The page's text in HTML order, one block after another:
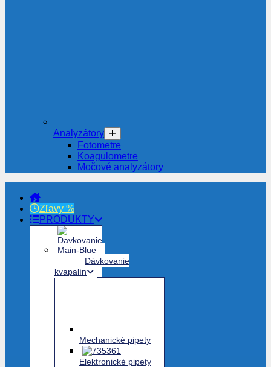
Analyzátory
Fotometre
Koagulometre
Močové analyzátory
Zľavy %
PRODUKTY
Dávkovanie
kvapalín
Mechanické pipety
Elektronické pipety